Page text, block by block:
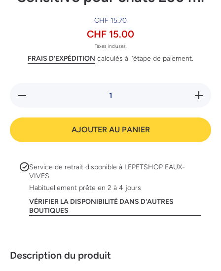
CHF 15.70
CHF 15.00
Taxes incluses.
FRAIS D'EXPÉDITION calculés à l'étape de paiement.
Réduire la
la
Soft +
AJOUTER AU PANIER
Service de retrait disponible à LEPETSHOP EAUX-
VIVES
Habituellement prête en 2 à 4 jours
VÉRIFIER LA DISPONIBILITÉ DANS D'AUTRES
BOUTIQUES
Description du produit